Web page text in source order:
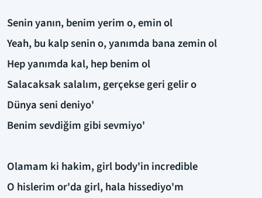
Senin yanın, benim yerim o, emin ol
Yeah, bu kalp senin o, yanımda bana zemin ol
Hep yanımda kal, hep benim ol
Salacaksak salalım, gerçekse geri gelir o
Dünya seni deniyo'
Benim sevdiğim gibi sevmiyo'
Olamam ki hakim, girl body'in incredible
O hislerim or'da girl, hala hissediyo'm